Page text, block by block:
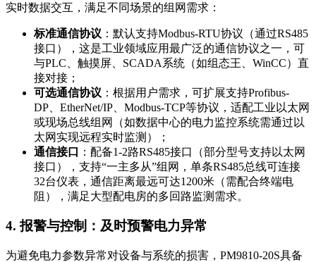
实时数据交互，满足不同场景的组网需求：
标准通信协议 ：默认支持Modbus-RTU协议（通过RS485
接口），这是工业领域应用最广泛的通信协议之一，可
与PLC、触摸屏、SCADA系统（如组态王、WinCC）直
接对接；
可选通信协议 ：根据用户需求，可扩展支持Profibus-
DP、EtherNet/IP、Modbus-TCP等协议，适配工业以太网
或现场总线组网（如数据中心的电力监控系统需通过以
太网实现远程实时监测）；
通信接口
：配备1-2路RS485接口（部分型号支持以太网
接口），支持“一主多从”组网，单条RS485总线可连接
32台仪表，通信距离最远可达1200米（需配合终端电
阻），满足大型配电房的多回路监测需求。
4. 报警与控制：及时预警电力异常
为避免电力参数异常对设备与系统的损害，PM9810-20S具备